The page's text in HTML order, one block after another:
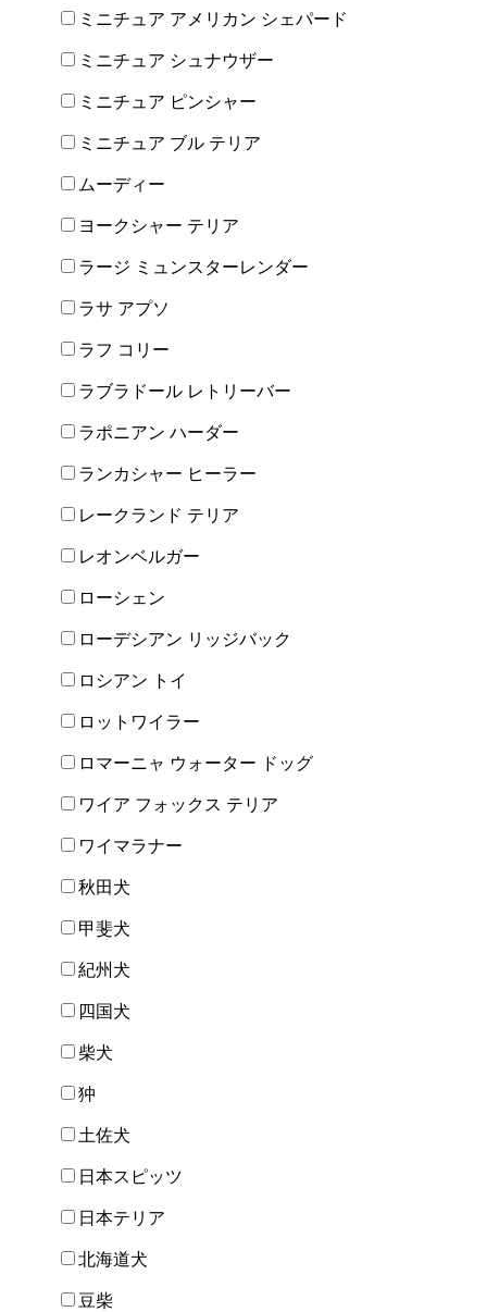
ミニチュア アメリカン シェパード
ミニチュア シュナウザー
ミニチュア ピンシャー
ミニチュア ブル テリア
ムーディー
ヨークシャー テリア
ラージ ミュンスターレンダー
ラサ アプソ
ラフ コリー
ラブラドール レトリーバー
ラポニアン ハーダー
ランカシャー ヒーラー
レークランド テリア
レオンベルガー
ローシェン
ローデシアン リッジバック
ロシアン トイ
ロットワイラー
ロマーニャ ウォーター ドッグ
ワイア フォックス テリア
ワイマラナー
秋田犬
甲斐犬
紀州犬
四国犬
柴犬
狆
土佐犬
日本スピッツ
日本テリア
北海道犬
豆柴